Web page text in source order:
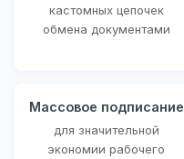
кастомных цепочек
обмена документами
Массовое подписание
для значительной
экономии рабочего